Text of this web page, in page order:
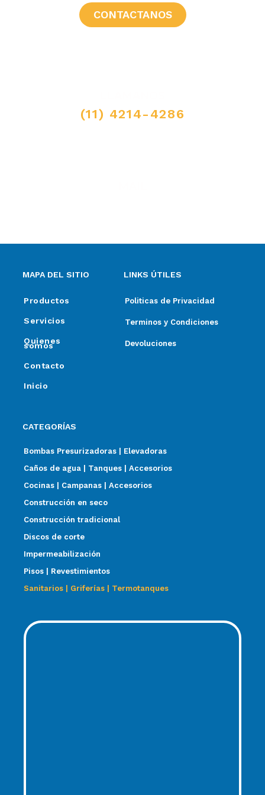
CONTACTANOS
(11) 4214-4286
MAPA DEL SITIO
Productos
Servicios
Quienes
somos
Contacto
Inicio
LINKS ÚTILES
Politicas de Privacidad
Terminos y Condiciones
Devoluciones
CATEGORÍAS
Bombas Presurizadoras | Elevadoras
Caños de agua | Tanques | Accesorios
Cocinas | Campanas | Accesorios
Construcción en seco
Construcción tradicional
Discos de corte
Impermeabilización
Pisos | Revestimientos
Sanitarios | Griferías | Termotanques